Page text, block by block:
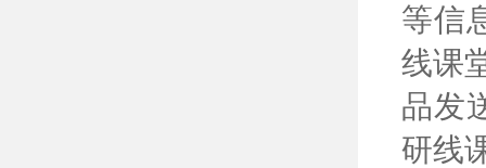
等信
线课
品发
研线